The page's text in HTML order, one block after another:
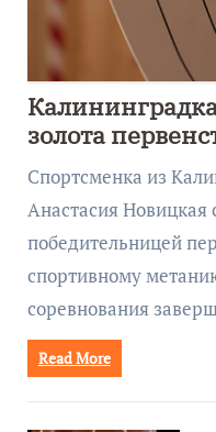
золота
метанию ножа
Спортсменка из
Анастасия Новицкая
победительницей
спортивному
соревнования
Read More